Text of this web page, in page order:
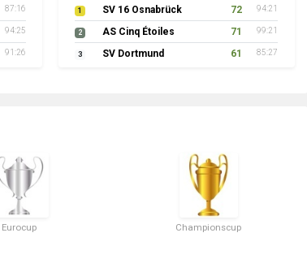
87:16
94:25
91:26
1 SV 16 Osnabrück 72 94:21
2 AS Cinq Étoiles 71 99:21
3 SV Dortmund 61 85:27
Eurocup Championscup